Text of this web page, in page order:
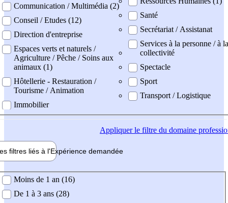
Communication / Multimédia (2)
Conseil / Etudes (12)
Direction d'entreprise
Espaces verts et naturels /
Agriculture / Pêche / Soins aux
animaux (1)
Hôtellerie - Restauration /
Tourisme / Animation
Immobilier
Santé
Secrétariat / Assistanat
Services à la personne / à la
collectivité
Spectacle
Sport
Transport / Logistique
Appliquerle filtre du domaine
filtres liés à l'Expérience demandée
demandée
Moins de 1 an (16)
De 1 à 3 ans (28)